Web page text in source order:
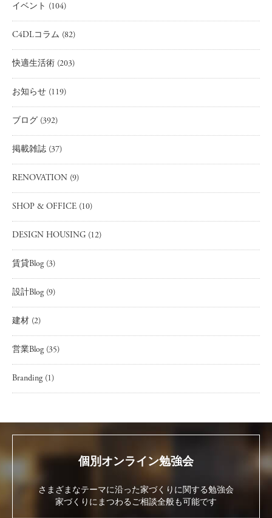
イベント (104)
C4DLコラム (82)
快適生活術 (203)
お知らせ (119)
ブログ (392)
掲載雑誌 (37)
RENOVATION (9)
SHOP & OFFICE (10)
DESIGN HOUSING (12)
賃貸Blog(3)
設計Blog(9)
建材 (2)
営業Blog(35)
Branding(1)
個別オンライン勉強会
さまざまなテーマに沿った家づくりに関する勉強会
家づくりにまつわるご相談全般も可能です